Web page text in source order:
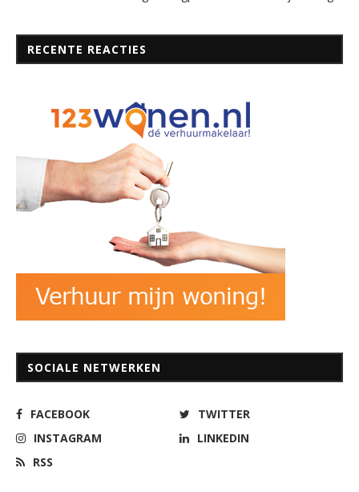
RECENTE REACTIES
SOCIALE NETWERKEN
FACEBOOK
TWITTER
INSTAGRAM
LINKEDIN
RSS